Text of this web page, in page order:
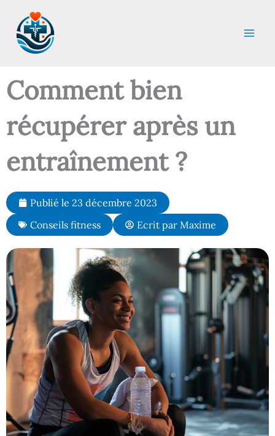
contenu
Comment bien
récupérer après un
entraînement ?
Publié le 23 décembre 2023
Conseils fitness
Ecrit par Maxime